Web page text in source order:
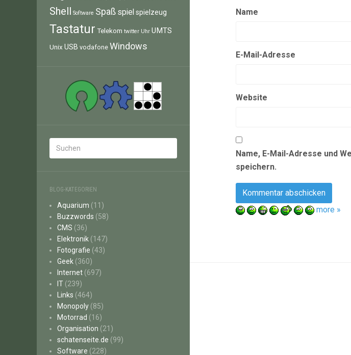
Shell Software Spaß spiel spielzeug
Tastatur Telekom twitter Uhr UMTS
Unix USB vodafone Windows
BLOG-KATEGORIEN
Aquarium (11)
Buzzwords (58)
CMS (36)
Elektronik (147)
Fotografie (43)
Geek (360)
Internet (697)
IT (239)
Links (464)
Monopoly (85)
Motorrad (16)
Organisation (21)
schatenseite.de (99)
Software (228)
Name
E-Mail-Adresse
Website
Name, E-Mail-Adresse und
speichern.
more »